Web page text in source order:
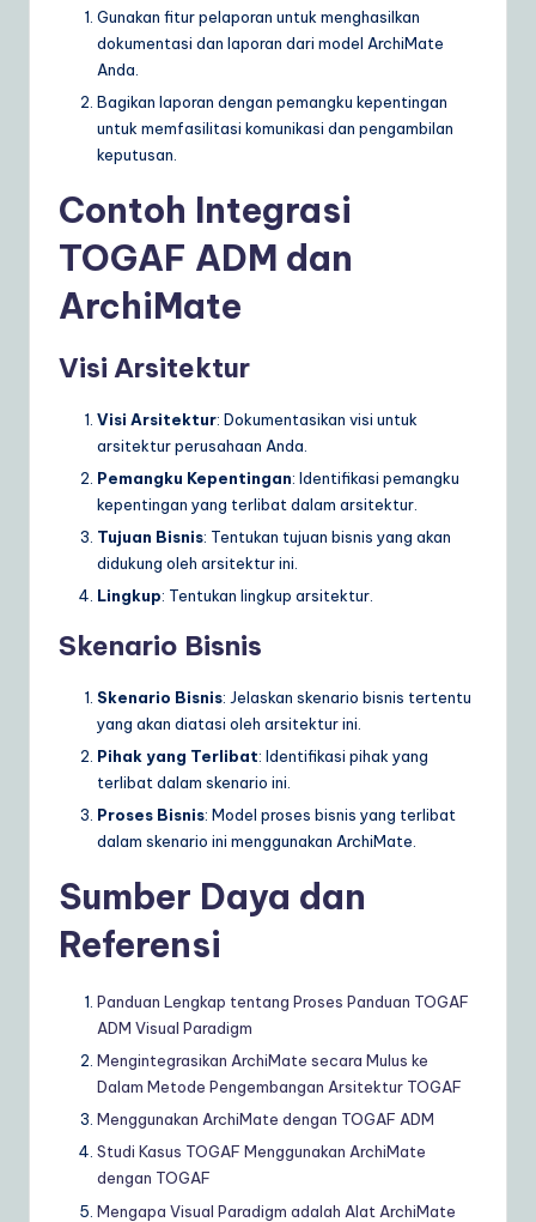
Gunakan fitur pelaporan untuk menghasilkan
dokumentasi dan laporan dari model ArchiMate
Anda.
Bagikan laporan dengan pemangku kepentingan
untuk memfasilitasi komunikasi dan pengambilan
keputusan.
Contoh Integrasi
TOGAF ADM dan
ArchiMate
Visi Arsitektur
Visi Arsitektur: Dokumentasikan visi untuk
arsitektur perusahaan Anda.
Pemangku Kepentingan: Identifikasi pemangku
kepentingan yang terlibat dalam arsitektur.
Tujuan Bisnis: Tentukan tujuan bisnis yang akan
didukung oleh arsitektur ini.
Lingkup: Tentukan lingkup arsitektur.
Skenario Bisnis
Skenario Bisnis: Jelaskan skenario bisnis tertentu
yang akan diatasi oleh arsitektur ini.
Pihak yang Terlibat: Identifikasi pihak yang
terlibat dalam skenario ini.
Proses Bisnis: Model proses bisnis yang terlibat
dalam skenario ini menggunakan ArchiMate.
Sumber Daya dan
Referensi
Panduan Lengkap tentang Proses Panduan TOGAF
ADM Visual Paradigm
Mengintegrasikan ArchiMate secara Mulus ke
Dalam Metode Pengembangan Arsitektur TOGAF
Menggunakan ArchiMate dengan TOGAF ADM
Studi Kasus TOGAF Menggunakan ArchiMate
dengan TOGAF
Mengapa Visual Paradigm adalah Alat ArchiMate